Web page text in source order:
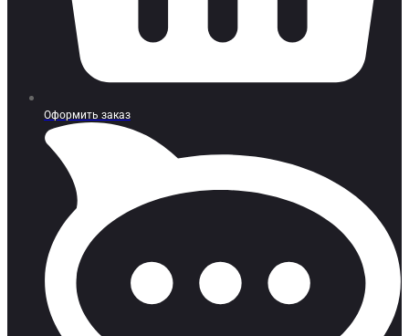
Оформить заказ